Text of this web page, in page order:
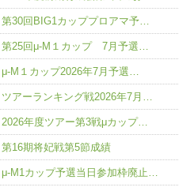
第30回BIG1カッププロアマ予…
第25回μ-M１カップ 7月予選…
μ-M１カップ2026年7月予選…
ツアーランキング戦2026年7月…
2026年度ツアー第3戦μカップ…
第16期将妃戦第5節成績
μ-M1カップ予選当日参加枠廃止…